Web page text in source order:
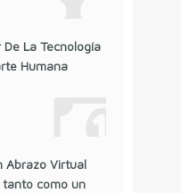
De La Tecnología
Humana
Abrazo Virtual
tanto como un